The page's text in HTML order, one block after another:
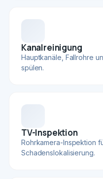
Kanalreinigung
Hauptkanäle, Fallrohre
spülen.
TV-Inspektion
Rohrkamera-Inspektion
Schadenslokalisierung.